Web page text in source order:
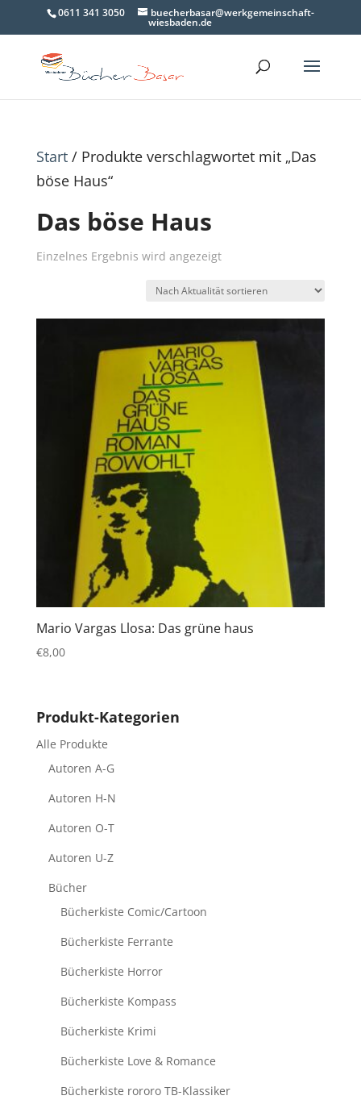
0611 341 3050 buecherbasar@werkgemeinschaft-
wiesbaden.de
Start/ Produkte verschlagwortet mit „Das
böse Haus“
Das böse Haus
Einzelnes Ergebnis wird angezeigt
Mario Vargas Llosa: Das grüne haus
€8,00
Produkt-Kategorien
Alle Produkte
Autoren A-G
Autoren H-N
Autoren O-T
Autoren U-Z
Bücher
Bücherkiste Comic/Cartoon
Bücherkiste Ferrante
Bücherkiste Horror
Bücherkiste Kompass
Bücherkiste Krimi
Bücherkiste Love & Romance
Bücherkiste rororo TB-Klassiker